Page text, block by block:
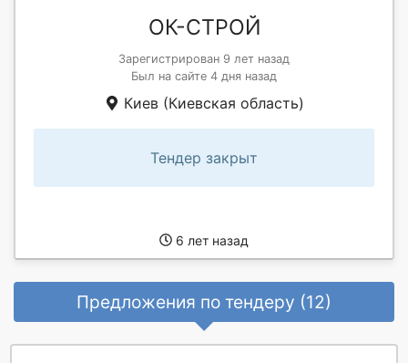
ОК-СТРОЙ
Зарегистрирован 9 лет назад
Был на сайте 4 дня назад
Киев (Киевская область)
Тендер закрыт
6 лет назад
Предложения по тендеру (12)